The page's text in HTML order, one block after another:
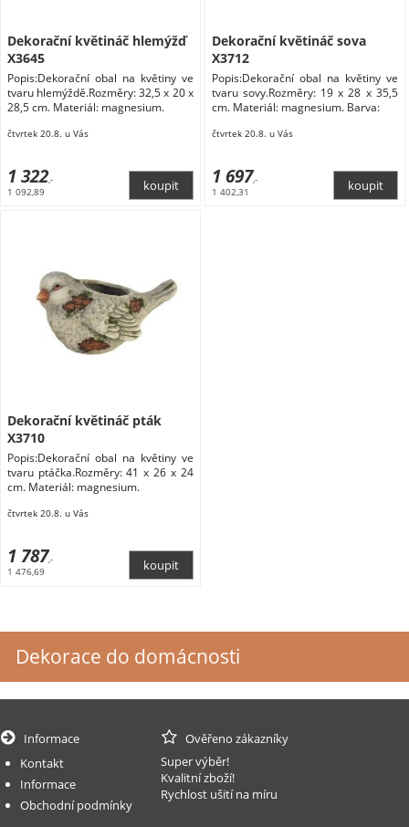
Dekorační květináč hlemýžď
X3645
Popis:Dekorační obal na květiny ve
tvaru hlemýždě.Rozměry: 32,5 x 20 x
28,5 cm. Materiál: magnesium.
čtvrtek 20.8. u Vás
1 322,-
1 092,89
Dekorační květináč sova
X3712
Popis:Dekorační obal na květiny ve
tvaru sovy.Rozměry: 19 x 28 x 35,5
cm. Materiál: magnesium. Barva:
čtvrtek 20.8. u Vás
1 697,-
1 402,31
Dekorační květináč pták
X3710
Popis:Dekorační obal na květiny ve
tvaru ptáčka.Rozměry: 41 x 26 x 24
cm. Materiál: magnesium.
čtvrtek 20.8. u Vás
1 787,-
1 476,69
Dekorace do domácnosti
Informace
Kontakt
Informace
Obchodní podmínky
Ověřeno zákazníky
Super výběr!
Kvalitní zboží!
Rychlost ušití na míru